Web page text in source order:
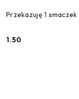
Przekazuję 1 smaczek
Cena:
1.50